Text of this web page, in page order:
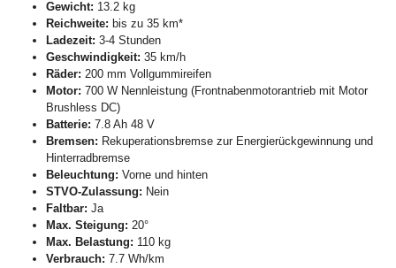
Gewicht: 13.2 kg
Reichweite: bis zu 35 km*
Ladezeit: 3-4 Stunden
Geschwindigkeit: 35 km/h
Räder: 200 mm Vollgummireifen
Motor: 700 W Nennleistung (Frontnabenmotorantrieb mit Motor
Brushless DC)
Batterie: 7.8 Ah 48 V
Bremsen: Rekuperationsbremse zur Energierückgewinnung und
Hinterradbremse
Beleuchtung: Vorne und hinten
STVO-Zulassung: Nein
Faltbar: Ja
Max. Steigung: 20°
Max. Belastung: 110 kg
Verbrauch: 7.7 Wh/km